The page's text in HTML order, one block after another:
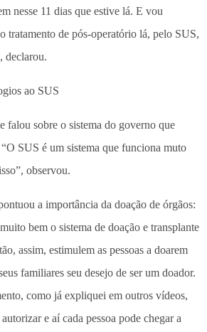
nesse 11 dias que estive lá. E vou
tratamento de pós-operatório lá, pelo SUS,
declarou.
ao SUS
falou sobre o sistema do governo que
SUS é um sistema que funciona muto
observou.
a importância da doação de órgãos:
bem o sistema de doação e transplante
assim, estimulem as pessoas a doarem
familiares seu desejo de ser um doador.
como já expliquei em outros vídeos,
e aí cada pessoa pode chegar a